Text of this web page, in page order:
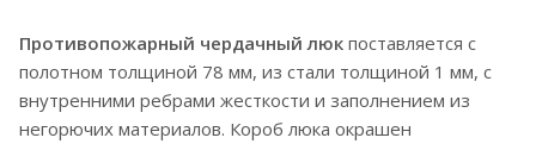
Противопожарный чердачный люк поставляется с
полотном толщиной 78 мм, из стали толщиной 1 мм, с
внутренними ребрами жесткости и заполнением из
негорючих материалов. Короб люка окрашен